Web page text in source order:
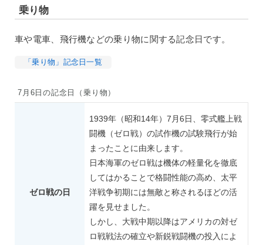
乗り物
車や電車、飛行機などの乗り物に関する記念日です。
「乗り物」記念日一覧
7月6日の記念日（乗り物）
ゼロ戦の日
1939年（昭和14年）7月6日、零式艦上戦
闘機（ゼロ戦）の試作機の試験飛行が始
まったことに由来します。
日本海軍のゼロ戦は機体の軽量化を徹底
してはかることで格闘性能の高め、太平
洋戦争初期には無敵と称されるほどの活
躍を見せました。
しかし、大戦中期以降はアメリカの対ゼ
ロ戦戦法の確立や新鋭戦闘機の投入によ